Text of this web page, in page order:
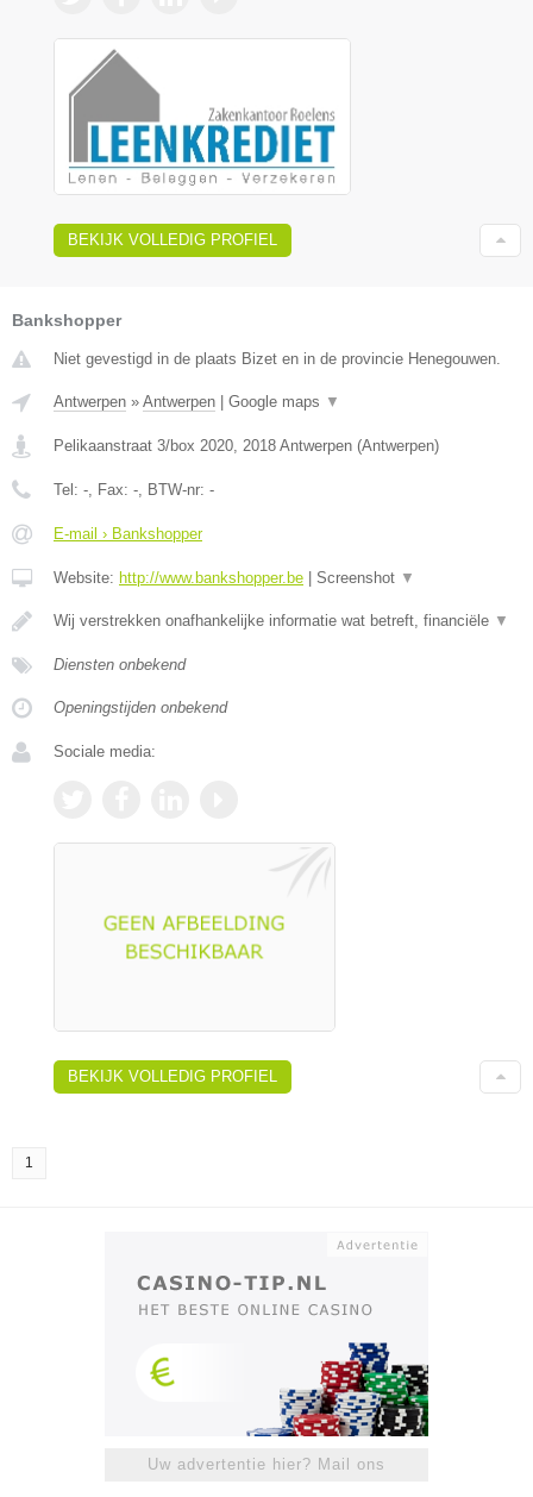
BEKIJK VOLLEDIG PROFIEL
Bankshopper
Niet gevestigd in de plaats Bizet en in de provincie Henegouwen.
Antwerpen » Antwerpen Google maps ▼
Pelikaanstraat 3/box 2020 2018 Antwerpen (Antwerpen)
Tel: - , Fax: - , BTW-nr: -
E-mail › Bankshopper
Website: http://www.bankshopper.be Screenshot ▼
Wij verstrekken onafhankelijke informatie wat betreft, financiële ▼
Diensten onbekend
Openingstijden onbekend
Sociale media:
BEKIJK VOLLEDIG PROFIEL
1
Uw advertentie hier? Mail ons